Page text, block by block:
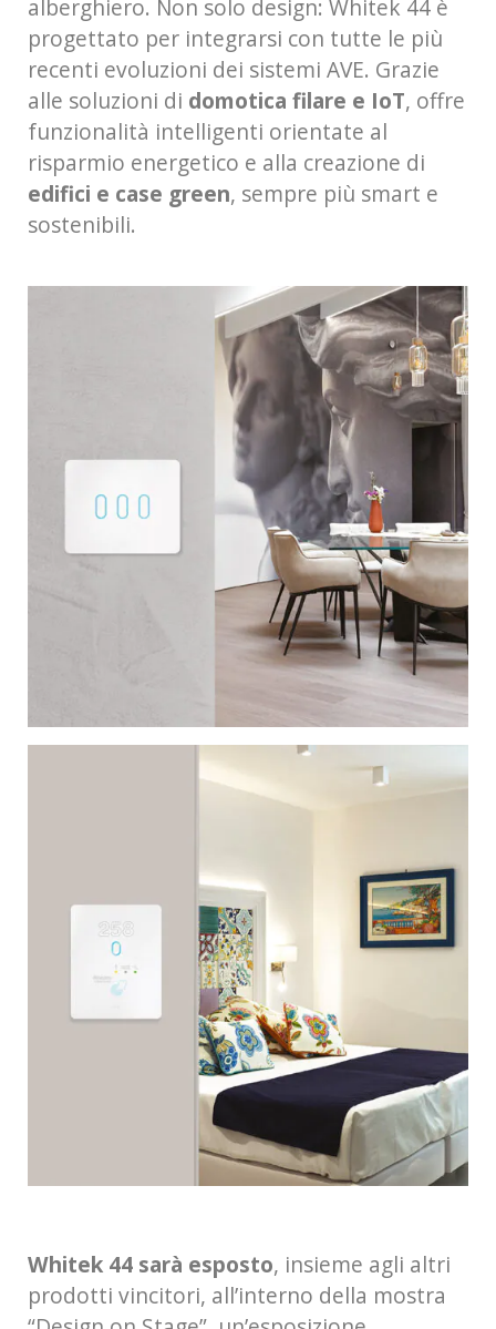
alberghiero. Non solo design: Whitek 44 è
progettato per integrarsi con tutte le più
recenti evoluzioni dei sistemi AVE. Grazie
alle soluzioni di domotica filare e IoT, offre
funzionalità intelligenti orientate al
risparmio energetico e alla creazione di
edifici e case green, sempre più smart e
sostenibili.
Whitek 44 sarà esposto, insieme agli altri
prodotti vincitori, all’interno della mostra